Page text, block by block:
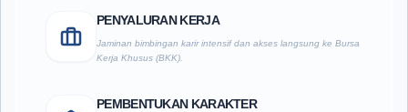
PENYALURAN KERJA
Jaminan bimbingan karir intensif dan akses langsung ke Bursa
Kerja Khusus (BKK).
PEMBENTUKAN KARAKTER